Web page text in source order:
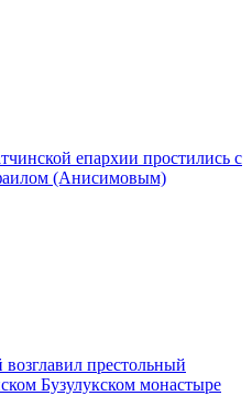
епархии простились с
(Анисимовым)
престольный
Бузулукском монастыре